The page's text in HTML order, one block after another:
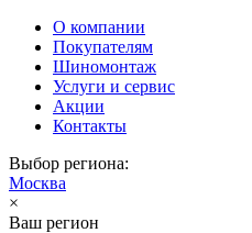
О компании
Покупателям
Шиномонтаж
Услуги и сервис
Акции
Контакты
Выбор региона:
Москва
×
Ваш регион